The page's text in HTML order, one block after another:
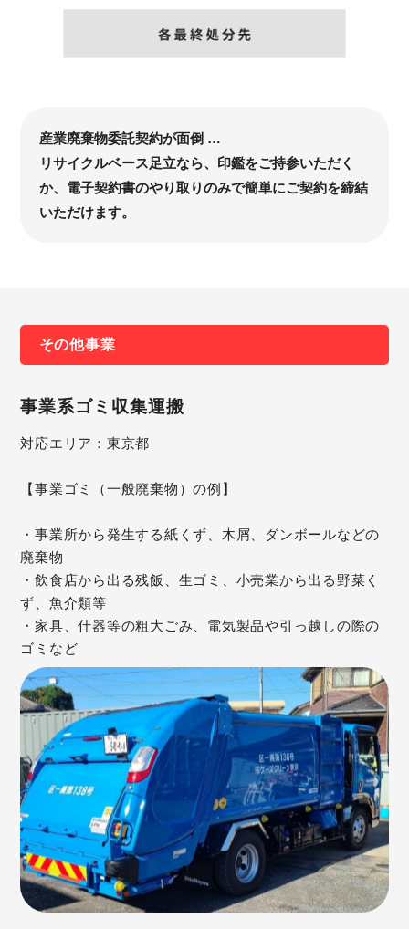
産業廃棄物委託契約が面倒 …
リサイクルベース足立なら、印鑑をご持参いただく
か、電子契約書のやり取りのみで簡単にご契約を締結
いただけます。
その他事業
事業系ゴミ収集運搬
対応エリア：東京都
【事業ゴミ（一般廃棄物）の例】
・事業所から発生する紙くず、木屑、ダンボールなどの
廃棄物
・飲食店から出る残飯、生ゴミ、小売業から出る野菜く
ず、魚介類等
・家具、什器等の粗大ごみ、電気製品や引っ越しの際の
ゴミなど